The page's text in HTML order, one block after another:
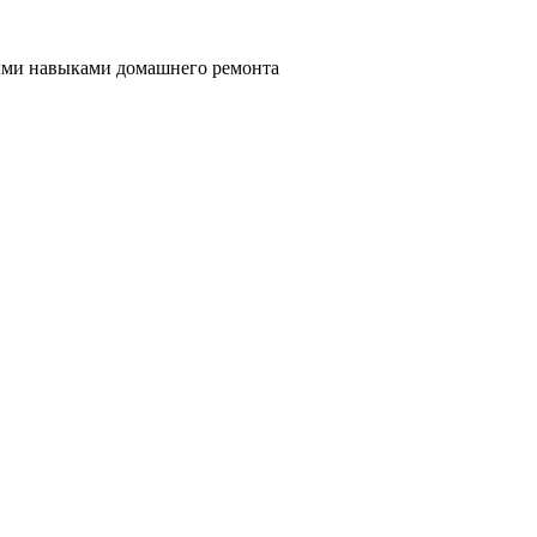
навыками домашнего ремонта